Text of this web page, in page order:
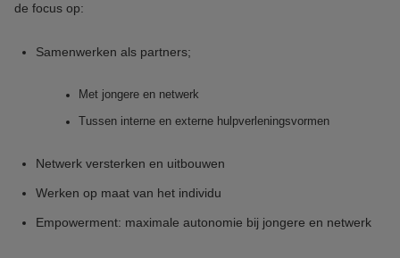
de focus op:
Samenwerken als partners;
Met jongere en netwerk
Tussen interne en externe hulpverleningsvormen
Netwerk versterken en uitbouwen
Werken op maat van het individu
Empowerment: maximale autonomie bij jongere en netwerk